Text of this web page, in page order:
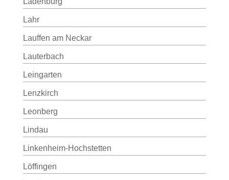
Lahr
Lauffen am Neckar
Lauterbach
Leingarten
Lenzkirch
Leonberg
Lindau
Linkenheim-Hochstetten
Löffingen